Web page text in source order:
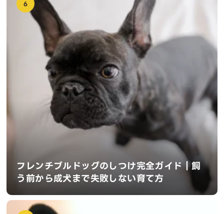
6
フレンチブルドッグのしつけ完全ガイド｜飼
う前から成犬まで失敗しない育て方